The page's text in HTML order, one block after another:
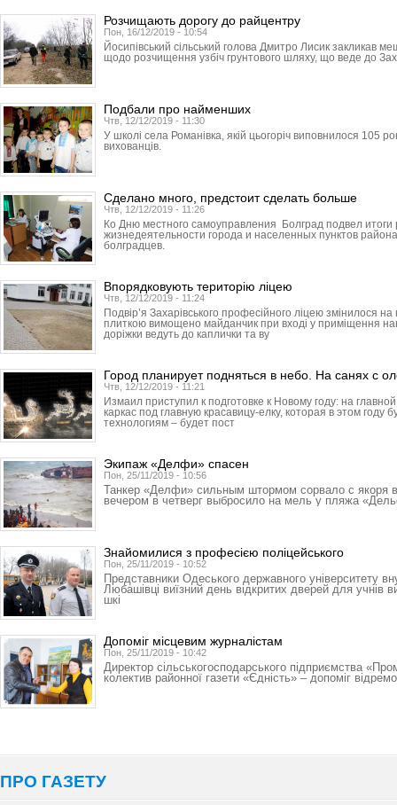
Розчищають дорогу до райцентру
Пон, 16/12/2019 - 10:54
Йосипівський сільський голова Дмитро Лисик закликав
щодо розчищення узбіч грунтового шляху, що веде до
Подбали про найменших
Чтв, 12/12/2019 - 11:30
У школі села Романівка, якій цьогоріч виповнилося 105
вихованців.
Сделано много, предстоит сделать больше
Чтв, 12/12/2019 - 11:26
Ко Дню местного самоуправления Болград подвел
жизнедеятельности города и населенных пунктов
болградцев.
Впорядковують територію ліцею
Чтв, 12/12/2019 - 11:24
Подвір’я Захарівського професійного ліцею змінилося
плиткою вимощено майданчик при вході у приміщення
доріжки ведуть до каплички та ву
Город планирует подняться в небо. На санях с
Чтв, 12/12/2019 - 11:21
Измаил приступил к подготовке к Новому году: на
каркас под главную красавицу-елку, которая в этом году
технологиям – будет пост
Экипаж «Делфи» спасен
Пон, 25/11/2019 - 10:56
Танкер «Делфи» сильным штормом сорвало с якоря
вечером в четверг выбросило на мель у пляжа
Знайомилися з професією поліцейського
Пон, 25/11/2019 - 10:52
Представники Одеського державного університету
Любашівці виїзний день відкритих дверей для учнів
шкі
Допоміг місцевим журналістам
Пон, 25/11/2019 - 10:42
Директор сільськогосподарського підприємства
колектив районної газети «Єдність» – допоміг
ПРО ГАЗЕТУ